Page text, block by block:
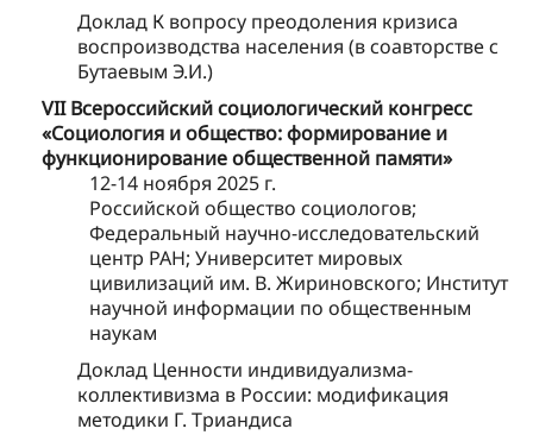
Доклад К вопросу преодоления кризиса
воспроизводства населения (в соавторстве с
Бутаевым Э.И.)
VII Всероссийский социологический конгресс
«Социология и общество: формирование и
функционирование общественной памяти»
12-14 ноября 2025 г.
Российской общество социологов;
Федеральный научно-исследовательский
центр РАН; Университет мировых
цивилизаций им. В. Жириновского; Институт
научной информации по общественным
наукам
Доклад Ценности индивидуализма-
коллективизма в России: модификация
методики Г. Триандиса